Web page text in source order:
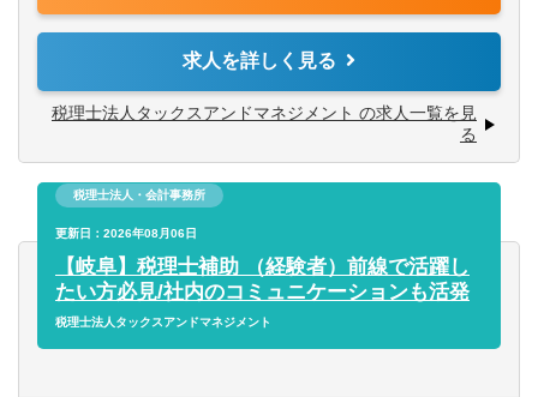
【入社後の流れ】
約半年間、慣れていただくまではOJTとして先輩社員に同
行し、徐々に担当を任せていただけます。
【過去採用実績】
アパレル店長経験者など、異業種からの転職で活躍されて
いる方もいます！
◆相続・贈与税対策
求人を詳しく見る
税理士法人タックスアンドマネジメント の求人一覧を見
る
税理士法人・会計事務所
更新日：2026年08月06日
【岐阜】税理士補助 （経験者）前線で活躍し
たい方必見/社内のコミュニケーションも活発
税理士法人タックスアンドマネジメント